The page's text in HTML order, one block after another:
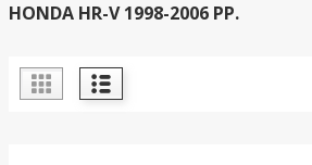
HONDA HR-V 1998-2006 РР.